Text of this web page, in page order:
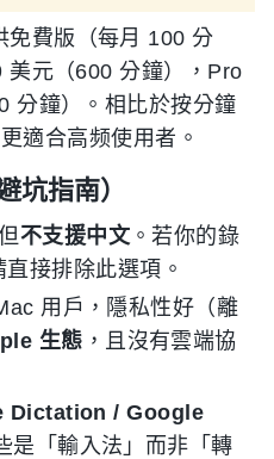
免費版（每月 100 分
元（600 分鐘），Pro
分鐘）。相比於按分鐘
適合高频使用者。
坑指南）
不支援中文。若你的錄
接排除此選項。
用戶，隱私性好（離
生態 ，且沒有雲端協
Dictation / Google
是「輸入法」而非「轉